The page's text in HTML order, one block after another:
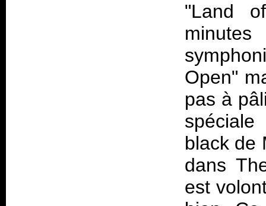
"Land
Open"
pas à
black de
dans
est